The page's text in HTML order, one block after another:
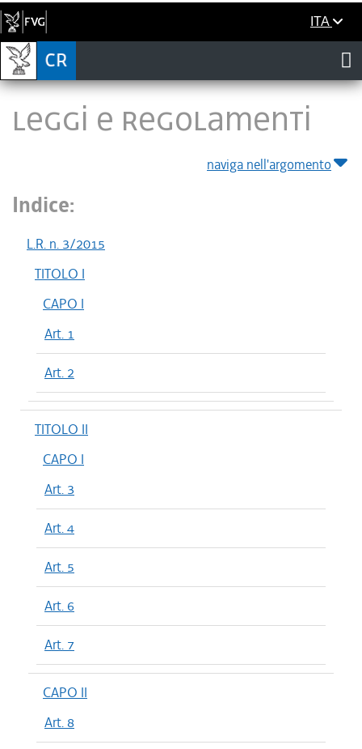
ITA
LEGGI E REGOLAMENTI
naviga nell'argomento
Indice:
L.R. n. 3/2015
TITOLO I
CAPO I
Art. 1
Art. 2
TITOLO II
CAPO I
Art. 3
Art. 4
Art. 5
Art. 6
Art. 7
CAPO II
Art. 8